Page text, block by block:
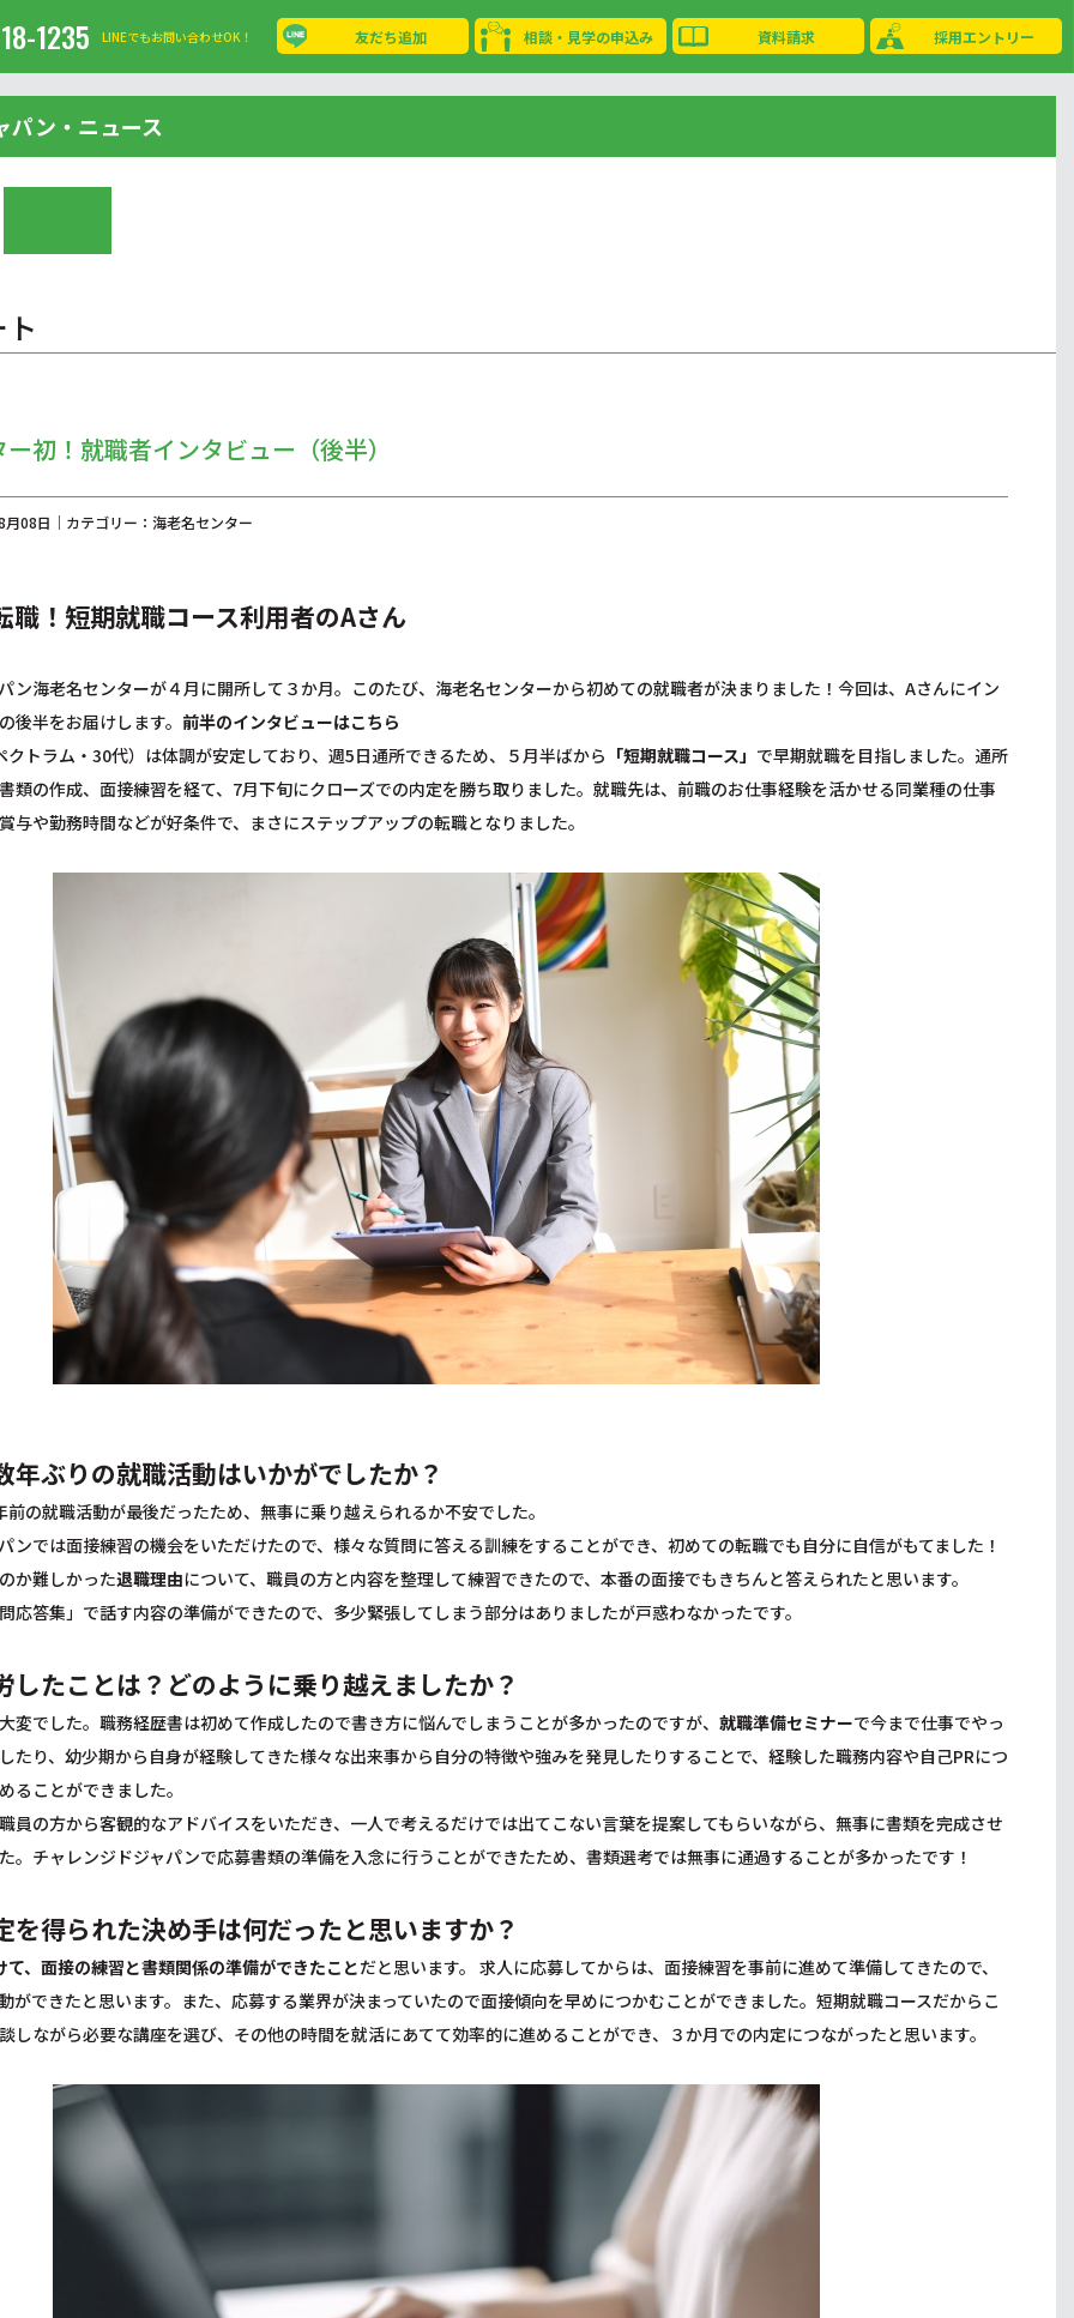
1235 LINEでもお問い合わせOK！ 友だち追加 相談・見学の申込み 資料請求 採用エントリー
パン・ニュース
初！就職者インタビュー（後半）
08日｜カテゴリー：海老名センター
職！短期就職コース利用者のAさん
ン海老名センターが４月に開所して３か月。このたび、海老名センターから初めての就職者が決まりました！今回は、Aさんにイン
後半をお届けします。 前半のインタビューはこちら
クトラム・30代）は体調が安定しており、週5日通所できるため、５月半ばから 「短期就職コース」 で早期就職を目指しました。通所
類の作成、面接練習を経て、7月下旬にクローズでの内定を勝ち取りました。就職先は、前職のお仕事経験を活かせる同業種の仕事
与や勤務時間などが好条件で、まさにステップアップの転職となりました。
ぶりの就職活動はいかがでしたか？
の就職活動が最後だったため、無事に乗り越えられるか不安でした。
ンでは面接練習の機会をいただけたので、様々な質問に答える訓練をすることができ、初めての転職でも自分に自信がもてました！
か難しかった退職理由について、職員の方と内容を整理して練習できたので、本番の面接でもきちんと答えられたと思います。
応答集」で話す内容の準備ができたので、多少緊張してしまう部分はありましたが戸惑わなかったです。
たことは？どのように乗り越えましたか？
変でした。職務経歴書は初めて作成したので書き方に悩んでしまうことが多かったのですが、 就職準備セミナーで今まで仕事でやっ
たり、幼少期から自身が経験してきた様々な出来事から自分の特徴や強みを発見したりすることで、経験した職務内容や自己PRにつ
ることができました。
員の方から客観的なアドバイスをいただき、一人で考えるだけでは出てこない言葉を提案してもらいながら、無事に書類を完成させ
。チャレンジドジャパンで応募書類の準備を入念に行うことができたため、書類選考では無事に通過することが多かったです！
得られた決め手は何だったと思いますか？
て、面接の練習と書類関係の準備ができたことだと思います。 求人に応募してからは、面接練習を事前に進めて準備してきたので、
ができたと思います。また、応募する業界が決まっていたので面接傾向を早めにつかむことができました。短期就職コースだからこ
しながら必要な講座を選び、その他の時間を就活にあてて効率的に進めることができ、３か月での内定につながったと思います。